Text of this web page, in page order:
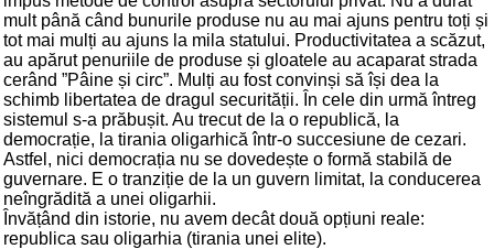
mult până când bunurile produse nu au mai ajuns pentru toți și
tot mai mulți au ajuns la mila statului. Productivitatea a scăzut,
au apărut penuriile de produse și gloatele au acaparat strada
cerând ”Pâine și circ”. Mulți au fost convinși să își dea la
schimb libertatea de dragul securității. În cele din urmă întreg
sistemul s-a prăbușit. Au trecut de la o republică, la
democrație, la tirania oligarhică într-o succesiune de cezari.
Astfel, nici democrația nu se dovedește o formă stabilă de
guvernare. E o tranziție de la un guvern limitat, la conducerea
neîngrădită a unei oligarhii.
Învățând din istorie, nu avem decât două opțiuni reale:
republica sau oligarhia (tirania unei elite).